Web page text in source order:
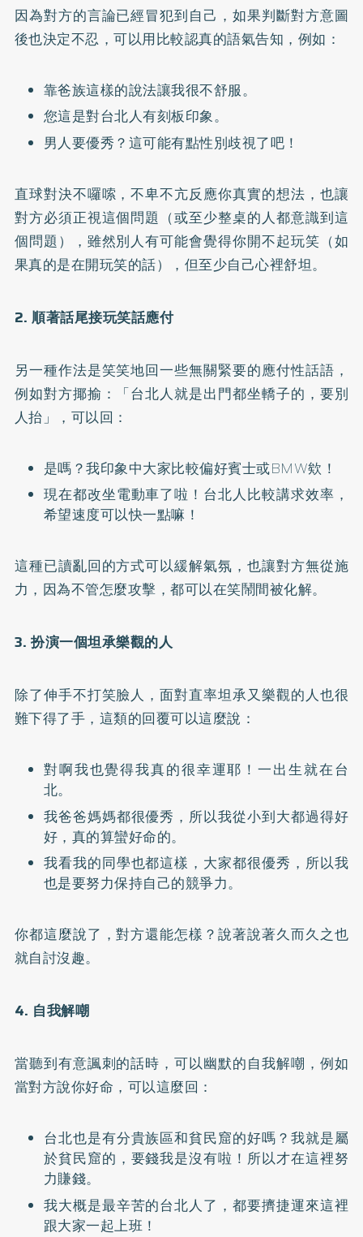
因為對方的言論已經冒犯到自己，如果判斷對方意圖
後也決定不忍，可以用比較認真的語氣告知，例如：
靠爸族這樣的說法讓我很不舒服。
您這是對台北人有刻板印象。
男人要優秀？這可能有點性別歧視了吧！
直球對決不囉嗦，不卑不亢反應你真實的想法，也讓
對方必須正視這個問題（或至少整桌的人都意識到這
個問題），雖然別人有可能會覺得你開不起玩笑（如
果真的是在開玩笑的話），但至少自己心裡舒坦。
2. 順著話尾接玩笑話應付
另一種作法是笑笑地回一些無關緊要的應付性話語，
例如對方揶揄：「台北人就是出門都坐轎子的，要別
人抬」，可以回：
是嗎？我印象中大家比較偏好賓士或BMW欸！
現在都改坐電動車了啦！台北人比較講求效率，
希望速度可以快一點嘛！
這種已讀亂回的方式可以緩解氣氛，也讓對方無從施
力，因為不管怎麼攻擊，都可以在笑鬧間被化解。
3. 扮演一個坦承樂觀的人
除了伸手不打笑臉人，面對直率坦承又樂觀的人也很
難下得了手，這類的回覆可以這麼說：
對啊我也覺得我真的很幸運耶！一出生就在台
北。
我爸爸媽媽都很優秀，所以我從小到大都過得好
好，真的算蠻好命的。
我看我的同學也都這樣，大家都很優秀，所以我
也是要努力保持自己的競爭力。
你都這麼說了，對方還能怎樣？說著說著久而久之也
就自討沒趣。
4. 自我解嘲
當聽到有意諷刺的話時，可以幽默的自我解嘲，例如
當對方說你好命，可以這麼回：
台北也是有分貴族區和貧民窟的好嗎？我就是屬
於貧民窟的，要錢我是沒有啦！所以才在這裡努
力賺錢。
我大概是最辛苦的台北人了，都要擠捷運來這裡
跟大家一起上班！